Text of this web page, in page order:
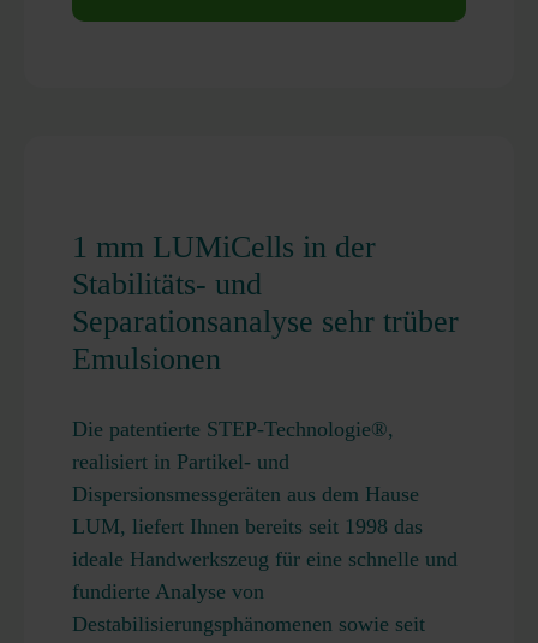
1 mm LUMiCells in der
Stabilitäts- und
Separationsanalyse sehr trüber
Emulsionen
Die patentierte STEP-Technologie®,
realisiert in Partikel- und
Dispersionsmessgeräten aus dem Hause
LUM, liefert Ihnen bereits seit 1998 das
ideale Handwerkszeug für eine schnelle und
fundierte Analyse von
Destabilisierungsphänomenen sowie seit